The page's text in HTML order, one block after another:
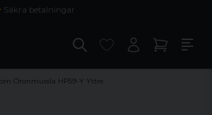
Säkra betalningar
Öronmussla HP59-Y Yttre